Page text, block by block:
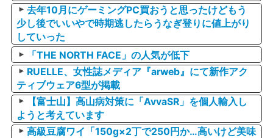
去年10月にゲーミングPC買おうと思ったけどもう
少し後でいいやで時期逃したらうなぎ登りに値上がり
していった
「THE NORTH FACE」の人気が低下
RUELLE、女性誌メディア『arweb』にて新作アク
ティブウェア6型が掲載
【富士山】高山病対策に「AvvaSR」を個人輸入し
ようと考えています
高級豆腐ワイ「150g×2丁で250円か…高いけど美味